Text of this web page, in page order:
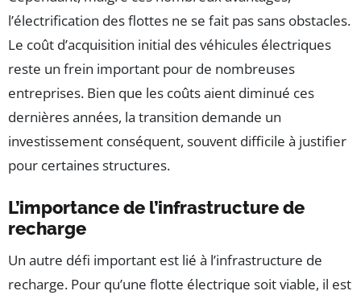
l’électrification des flottes ne se fait pas sans obstacles.
Le coût d’acquisition initial des véhicules électriques
reste un frein important pour de nombreuses
entreprises. Bien que les coûts aient diminué ces
dernières années, la transition demande un
investissement conséquent, souvent difficile à justifier
pour certaines structures.
L’importance de l’infrastructure de
recharge
Un autre défi important est lié à l’infrastructure de
recharge. Pour qu’une flotte électrique soit viable, il est